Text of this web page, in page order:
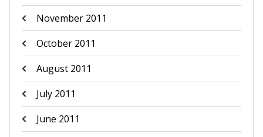
November 2011
October 2011
August 2011
July 2011
June 2011